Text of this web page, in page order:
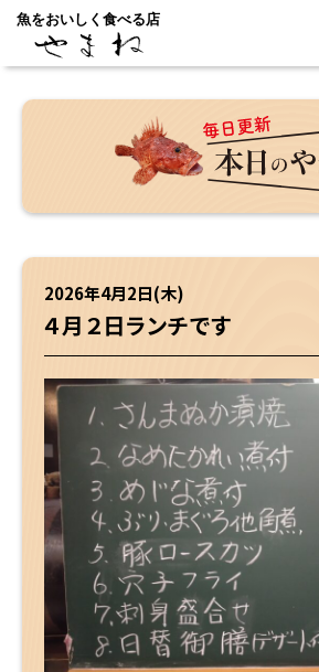
魚をおいしく食べる店
2026年4月2日(木)
４月２日ランチです